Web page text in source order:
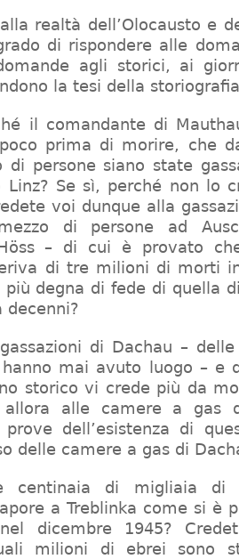
realtà dell’Olocausto e
di rispondere alle
agli storici, ai
la tesi della
il comandante di
poco prima di morire, che
di persone siano state
Linz? Se sì, perché non lo
voi dunque alla
di persone ad
– di cui è provato
di tre milioni di morti
più degna di fede di quella
decenni?
di Dachau –
mai avuto luogo – e
storico vi crede più da
allora alle camere a gas
prove dell’esistenza di
delle camere a gas di
centinaia di migliaia di
a Treblinka come si è
dicembre 1945?
milioni di ebrei sono